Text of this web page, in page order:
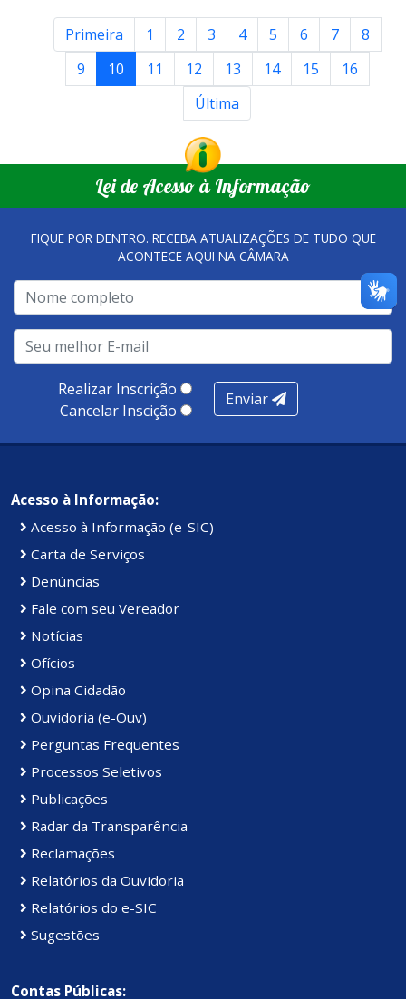
Primeira 1 2 3 4 5 6 7
8
9
10 11 12 13 14 15
16
Última
Lei de Acesso à Informação
FIQUE POR DENTRO. RECEBA ATUALIZAÇÕES DE TUDO QUE
ACONTECE AQUI NA CÂMARA
Realizar Inscrição
Cancelar Inscição
Enviar
Acesso à Informação:
Acesso à Informação (e-SIC)
Carta de Serviços
Denúncias
Fale com seu Vereador
Notícias
Ofícios
Opina Cidadão
Ouvidoria (e-Ouv)
Perguntas Frequentes
Processos Seletivos
Publicações
Radar da Transparência
Reclamações
Relatórios da Ouvidoria
Relatórios do e-SIC
Sugestões
Contas Públicas: